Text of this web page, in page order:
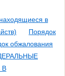
в
Порядок
обжалования
В